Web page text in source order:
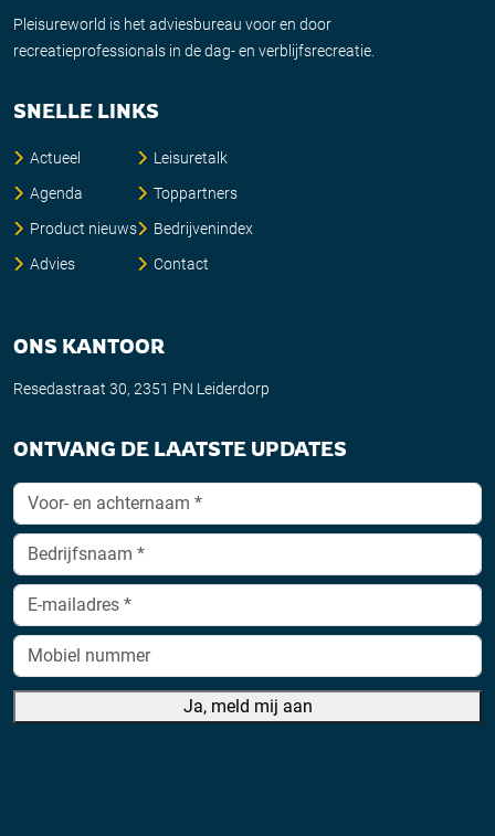
Pleisureworld is het adviesbureau voor en door
recreatieprofessionals in de dag- en verblijfsrecreatie.
SNELLE LINKS
Actueel
Agenda
Product nieuws
Advies
Leisuretalk
Toppartners
Bedrijvenindex
Contact
ONS KANTOOR
Resedastraat 30, 2351 PN Leiderdorp
ONTVANG DE LAATSTE UPDATES
Ja, meld mij aan